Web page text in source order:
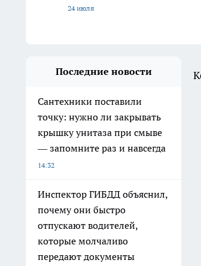
24 июля
Последние новости
Сантехники поставили
точку: нужно ли закрывать
крышку унитаза при смыве
— запомните раз и навсегда
14:32
Инспектор ГИБДД объяснил,
почему они быстро
отпускают водителей,
которые молчаливо
передают документы